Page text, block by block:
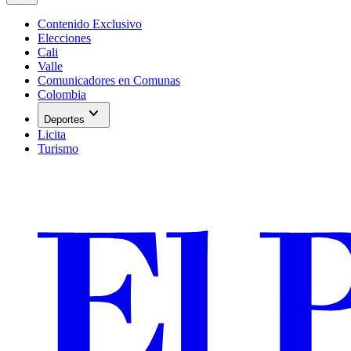
Contenido Exclusivo
Elecciones
Cali
Valle
Comunicadores en Comunas
Colombia
Deportes expand_more
Licita
Turismo